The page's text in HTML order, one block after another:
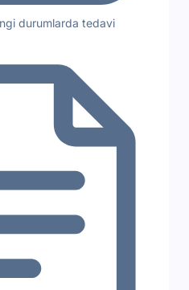
durumlarda tedavi